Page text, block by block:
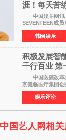
涯！每天苦
靠成员撑过
中国娱乐网讯
SEVENTEEN成
道前的残酷练习生
娱乐，引发广泛
TBS综艺节目《周
韩国娱乐
积极发展智
千行百业 第
京盛大召开
中国医院改革
京健临医疗集团
奖 2026年7月31
以重落地·真务实
工智能+&rsquo
娱乐评论
中国艺人网相